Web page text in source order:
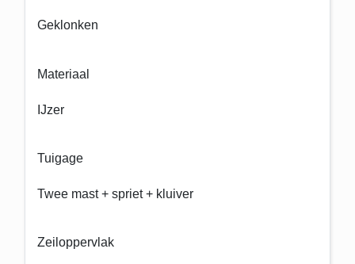
Geklonken
Materiaal
IJzer
Tuigage
Twee mast + spriet + kluiver
Zeiloppervlak